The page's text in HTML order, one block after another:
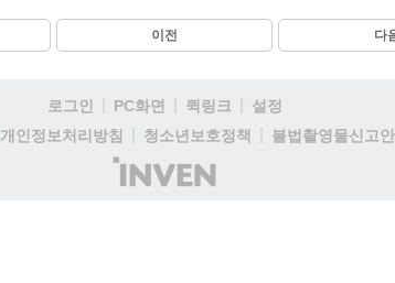
이전 다
로그인 PC화면 퀵링크
설정
개인정보처리방침 청소년보호정책
불법촬영물신고안
(주)
인